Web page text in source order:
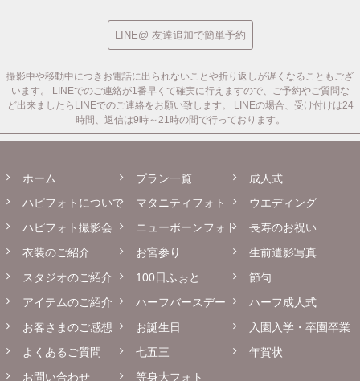
LINE@ 友達追加で簡単予約
撮影中や移動中につきお電話に出られないことや折り返しが遅くなることもござ
います。
LINEでのご連絡が1番早くて確実に行えますので、ご予約やご質問な
ど出来ましたらLINEでのご連絡をお願い致します。
LINEの場合、受け付けは24
時間、返信は9時～21時の間で行っております。
ホーム
ハピフォトについて
ハピフォト撮影会
衣装のご紹介
スタジオのご紹介
アイテムのご紹介
お客さまのご感想
よくあるご質問
お問い合わせ
プラン一覧
マタニティフォト
ニューボーンフォト
お宮参り
100日ふぉと
ハーフバースデー
お誕生日
七五三
等身大フォト
成人式
ウエディング
長寿のお祝い
生前遺影写真
節句
ハーフ成人式
入園入学・卒園卒業
年賀状